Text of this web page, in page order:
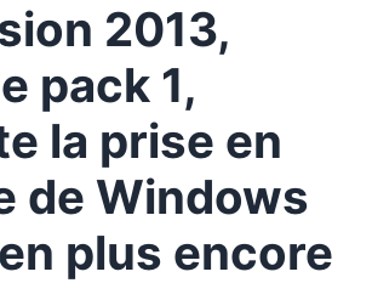
service pack 1, apporte la prise en
8 et bien plus encore
2013 introduit une intégration
XMLSpy, MapForce et StyleVision
Java
2013,
pack 1,
la prise en
de Windows
plus encore